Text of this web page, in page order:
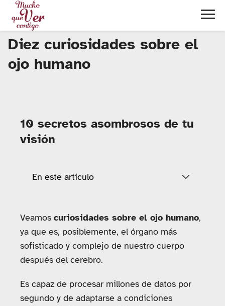
Diez curiosidades sobre el
ojo humano
10 secretos asombrosos de tu
visión
En este artículo
Veamos curiosidades sobre el ojo humano,
ya que es, posiblemente, el órgano más
sofisticado y complejo de nuestro cuerpo
después del cerebro.
Es capaz de procesar millones de datos por
segundo y de adaptarse a condiciones